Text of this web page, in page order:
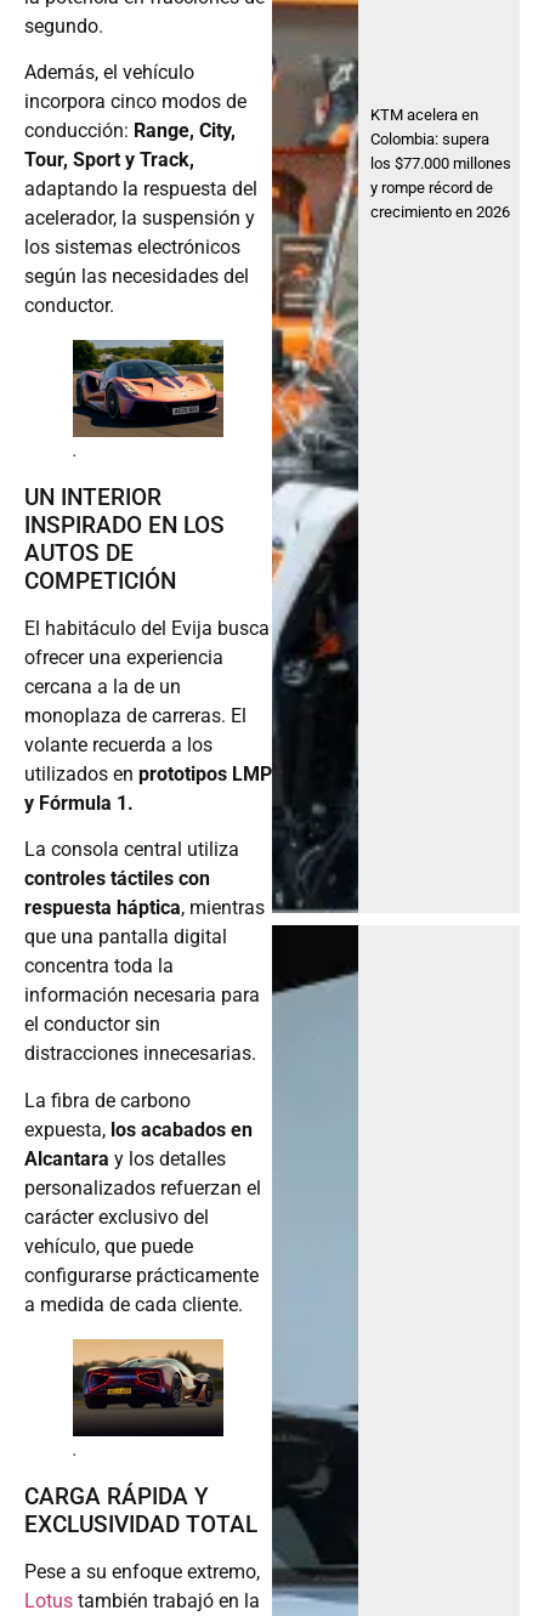
segundo.
Además, el vehículo
incorpora cinco modos de
conducción: Range, City,
Tour, Sport y Track,
adaptando la respuesta del
acelerador, la suspensión y
los sistemas electrónicos
según las necesidades del
conductor.
.
UN INTERIOR
INSPIRADO EN LOS
AUTOS DE
COMPETICIÓN
El habitáculo del Evija busca
ofrecer una experiencia
cercana a la de un
monoplaza de carreras. El
volante recuerda a los
utilizados en prototipos LMP
y Fórmula 1.
La consola central utiliza
controles táctiles con
respuesta háptica, mientras
que una pantalla digital
concentra toda la
información necesaria para
el conductor sin
distracciones innecesarias.
La fibra de carbono
expuesta, los acabados en
Alcantara y los detalles
personalizados refuerzan el
carácter exclusivo del
vehículo, que puede
configurarse prácticamente
a medida de cada cliente.
.
CARGA RÁPIDA Y
EXCLUSIVIDAD TOTAL
Pese a su enfoque extremo,
Lotus también trabajó en la
KTM acelera en
Colombia: supera
los $77.000 millones
y rompe récord de
crecimiento en 2026